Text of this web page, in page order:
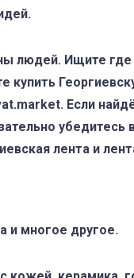
людей. Ищите где
купить
Если
убедитесь
лента и
и многое другое.